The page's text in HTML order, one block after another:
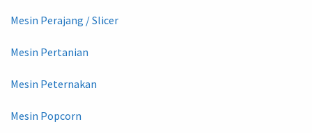
Mesin Perajang / Slicer
Mesin Pertanian
Mesin Peternakan
Mesin Popcorn